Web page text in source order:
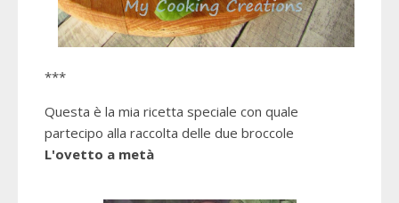
***
Questa è la mia ricetta speciale con quale
partecipo alla raccolta delle due broccole
L'ovetto a metà